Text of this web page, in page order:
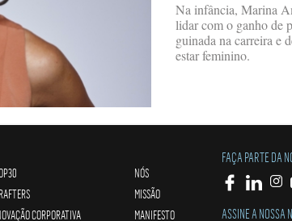
Na infância, Marina
lidar com o ganho de
guinada na carreira e
estar feminino.
CORPORATIVA
NÓS
MISSÃO
MANIFESTO
FAÇA PARTE DA
ASSINE A NOSSA